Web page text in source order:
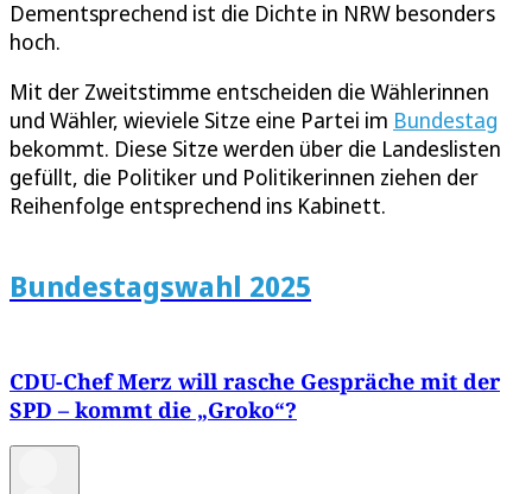
Dementsprechend ist die Dichte in NRW besonders
hoch.
Mit der Zweitstimme entscheiden die Wählerinnen
und Wähler, wieviele Sitze eine Partei im Bundestag
bekommt. Diese Sitze werden über die Landeslisten
gefüllt, die Politiker und Politikerinnen ziehen der
Reihenfolge entsprechend ins Kabinett.
Bundestagswahl 2025
CDU-Chef Merz will rasche Gespräche mit der
SPD – kommt die „Groko“?